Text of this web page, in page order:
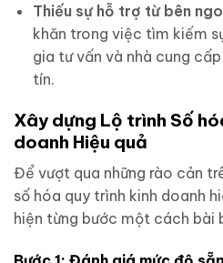
Thiếu sự hỗ trợ từ bên
khăn trong việc tìm kiếm
gia tư vấn và nhà cung
tín.
Xây dựng Lộ trình Số
doanh Hiệu quả
Để vượt qua những rào cản
số hóa quy trình kinh doanh
hiện từng bước một cách bài